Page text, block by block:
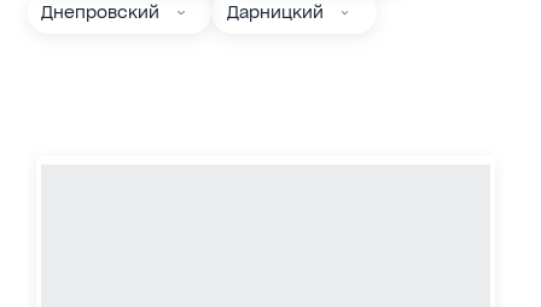
Днепровский Дарницкий